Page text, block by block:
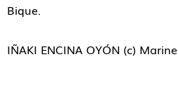
Bique.
IÑAKI ENCINA OYÓN (c)